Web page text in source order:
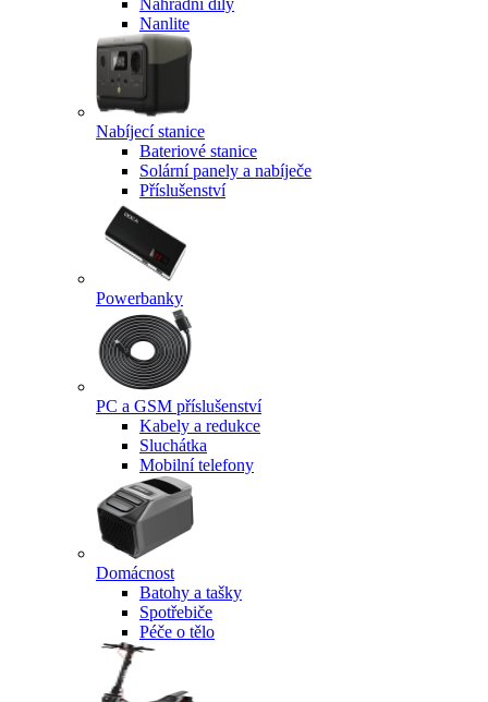
Náhradní díly
Nanlite
Nabíjecí stanice
Bateriové stanice
Solární panely a nabíječe
Příslušenství
Powerbanky
PC a GSM příslušenství
Kabely a redukce
Sluchátka
Mobilní telefony
Domácnost
Batohy a tašky
Spotřebiče
Péče o tělo